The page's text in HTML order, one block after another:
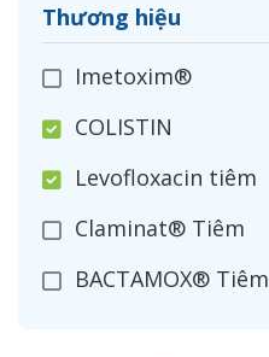
Thương hiệu
Imetoxim®
COLISTIN
Levofloxacin tiêm
Claminat® Tiêm
BACTAMOX® Tiêm